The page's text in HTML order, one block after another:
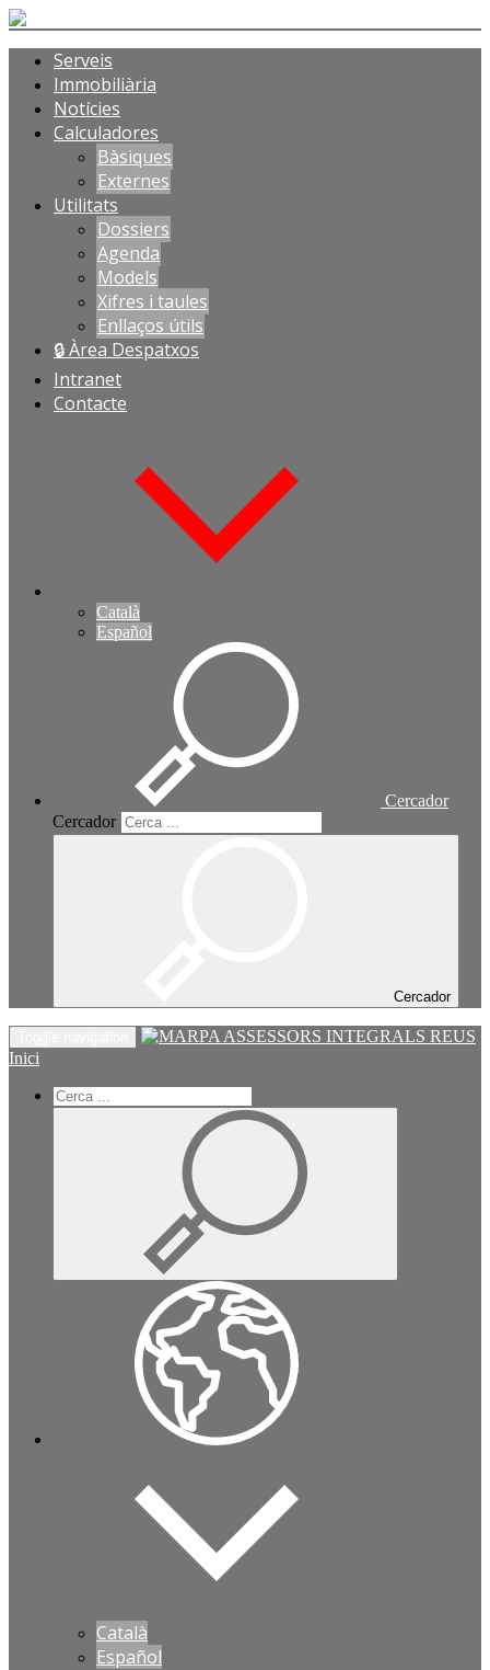
Serveis
Immobiliària
Notícies
Calculadores
Bàsiques
Externes
Utilitats
Dossiers
Agenda
Models
Xifres i taules
Enllaços útils
🔒 Àrea Despatxos
Intranet
Contacte
Català
Español
Cercador
Cercador
Cercador
Inici
Català
Español